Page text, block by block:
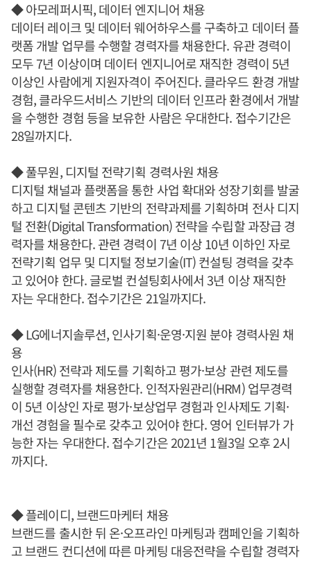
◆ 아모레퍼시픽, 데이터 엔지니어 채용
데이터 레이크 및 데이터 웨어하우스를 구축하고 데이터 플
랫폼 개발 업무를 수행할 경력자를 채용한다. 유관 경력이
모두 7년 이상이며 데이터 엔지니어로 재직한 경력이 5년
이상인 사람에게 지원자격이 주어진다. 클라우드 환경 개발
경험, 클라우드서비스 기반의 데이터 인프라 환경에서 개발
을 수행한 경험 등을 보유한 사람은 우대한다. 접수기간은
28일까지다.
◆ 풀무원, 디지털 전략기획 경력사원 채용
디지털 채널과 플랫폼을 통한 사업 확대와 성장기회를 발굴
하고 디지털 콘텐츠 기반의 전략과제를 기획하며 전사 디지
털 전환(Digital Transformation) 전략을 수립할 과장급 경
력자를 채용한다. 관련 경력이 7년 이상 10년 이하인 자로
전략기획 업무 및 디지털 정보기술(IT) 컨설팅 경력을 갖추
고 있어야 한다. 글로벌 컨설팅회사에서 3년 이상 재직한
자는 우대한다. 접수기간은 21일까지다.
◆ LG에너지솔루션, 인사기획·운영·지원 분야 경력사원 채
용
인사(HR) 전략과 제도를 기획하고 평가·보상 관련 제도를
실행할 경력자를 채용한다. 인적자원관리(HRM) 업무경력
이 5년 이상인 자로 평가·보상업무 경험과 인사제도 기획·
개선 경험을 필수로 갖추고 있어야 한다. 영어 인터뷰가 가
능한 자는 우대한다. 접수기간은 2021년 1월3일 오후 2시
까지다.
◆ 플레이디, 브랜드마케터 채용
브랜드를 출시한 뒤 온·오프라인 마케팅과 캠페인을 기획하
고 브랜드 컨디션에 따른 마케팅 대응전략을 수립할 경력자